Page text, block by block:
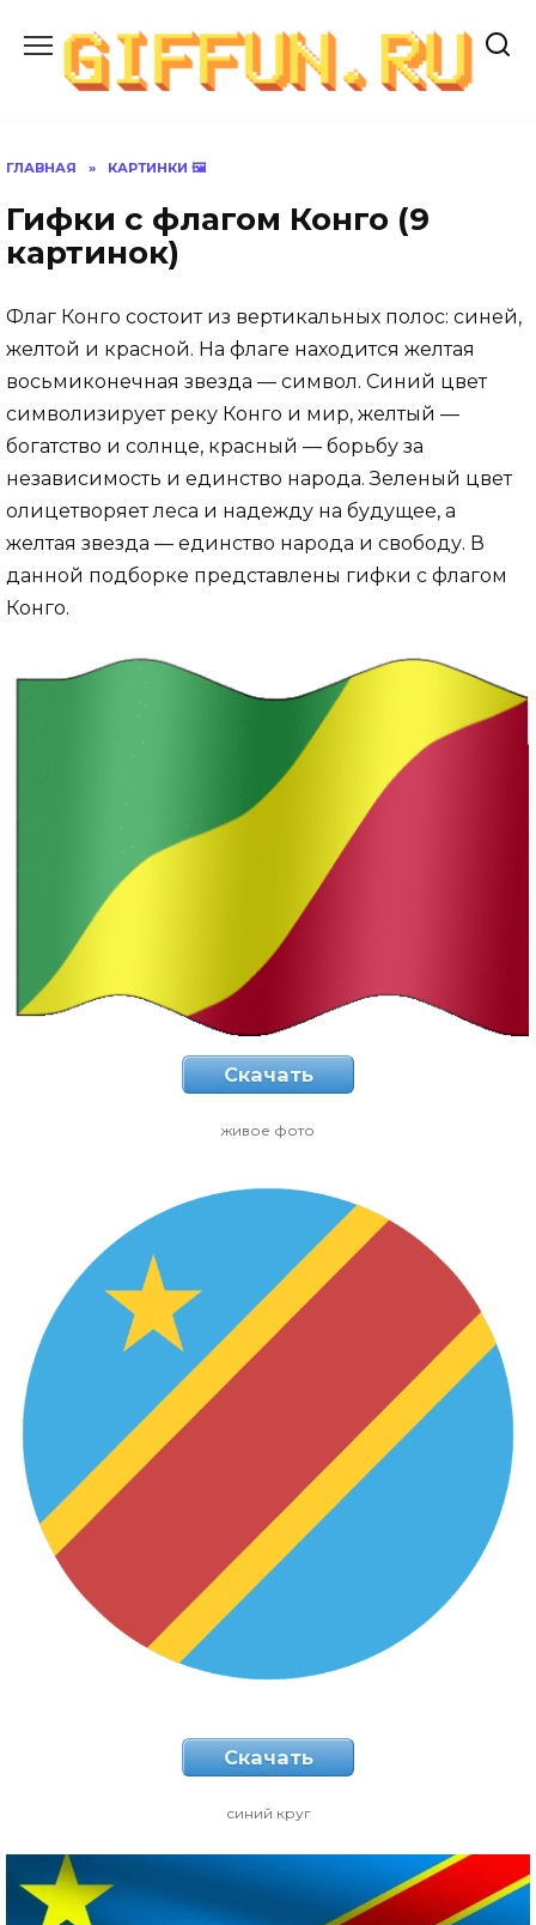
содержанию
ГЛАВНАЯ » КАРТИНКИ 🖼
Гифки с флагом Конго (9
картинок)
Флаг Конго состоит из вертикальных полос: синей,
желтой и красной. На флаге находится желтая
восьмиконечная звезда — символ. Синий цвет
символизирует реку Конго и мир, желтый —
богатство и солнце, красный — борьбу за
независимость и единство народа. Зеленый цвет
олицетворяет леса и надежду на будущее, а
желтая звезда — единство народа и свободу. В
данной подборке представлены гифки с флагом
Конго.
Скачать
живое фото
Скачать
синий круг